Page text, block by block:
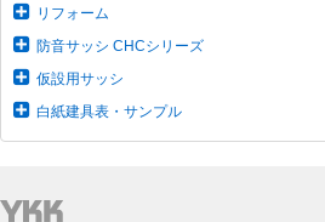
リフォーム
防音サッシ CHCシリーズ
仮設用サッシ
白紙建具表・サンプル